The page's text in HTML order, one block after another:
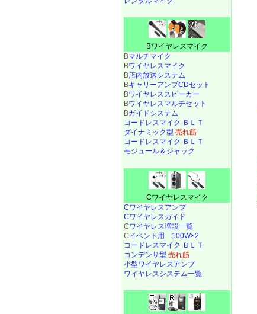
Bワイヤレスマイク
Bマルチマイク
Bワイヤレスマイク
B店内放送システム
BキャリーアンプCDセット
Bワイヤレススピーカー
Bワイヤレスマルチセット
Bガイドシステム
コードレスマイク ＢＬＴ
ダイナミック型 売れ筋
コードレスマイク ＢＬＴ
モジュール＆ジャック
Cワイヤレスマイク
Cワイヤレスアンプ
Cワイヤレスガイド
Cワイヤレス増設一覧
Cイベント用 100W×2
コードレスマイク ＢＬＴ
コンデンサ型 売れ筋
小型ワイヤレスアンプ
ワイヤレスシステム一覧